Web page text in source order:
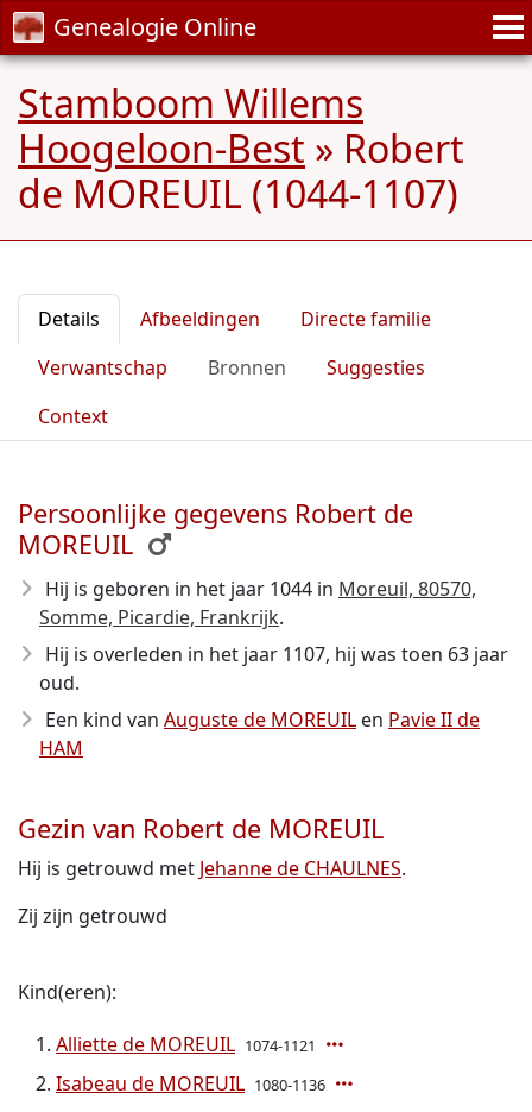
Genealogie Online
Stamboom Willems
Hoogeloon-Best » Robert
de MOREUIL (1044-1107)
Details Afbeeldingen
Directe familie
Verwantschap
Bronnen
Suggesties
Context
Persoonlijke gegevens Robert de
MOREUIL
Hij is geboren in het jaar 1044 in Moreuil, 80570,
Somme, Picardie, Frankrijk.
Hij is overleden in het jaar 1107, hij was toen 63 jaar
oud.
Een kind van Auguste de MOREUIL en Pavie II de
HAM
Gezin van Robert de MOREUIL
Hij is getrouwd met Jehanne de CHAULNES.
Zij zijn getrouwd
Kind(eren):
Alliette de MOREUIL 1074-1121
Isabeau de MOREUIL 1080-1136